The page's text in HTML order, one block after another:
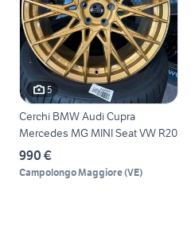
5
Cerchi BMW Audi Cupra
Mercedes MG MINI Seat VW R20
990 €
Campolongo Maggiore(VE)